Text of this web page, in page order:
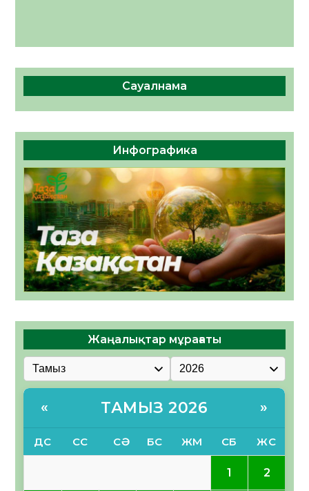
Сауалнама
Инфографика
Жаңалықтар мұрағаты
« ТАМЫЗ 2026 »
ДС СС СӘ БС ЖМ СБ ЖС
1 2